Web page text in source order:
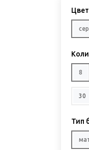
8
30
Тип